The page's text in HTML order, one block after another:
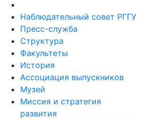
Наблюдательный совет РГГУ
Пресс-служба
Структура
Факультеты
История
Ассоциация выпускников
Музей
Миссия и стратегия
развития